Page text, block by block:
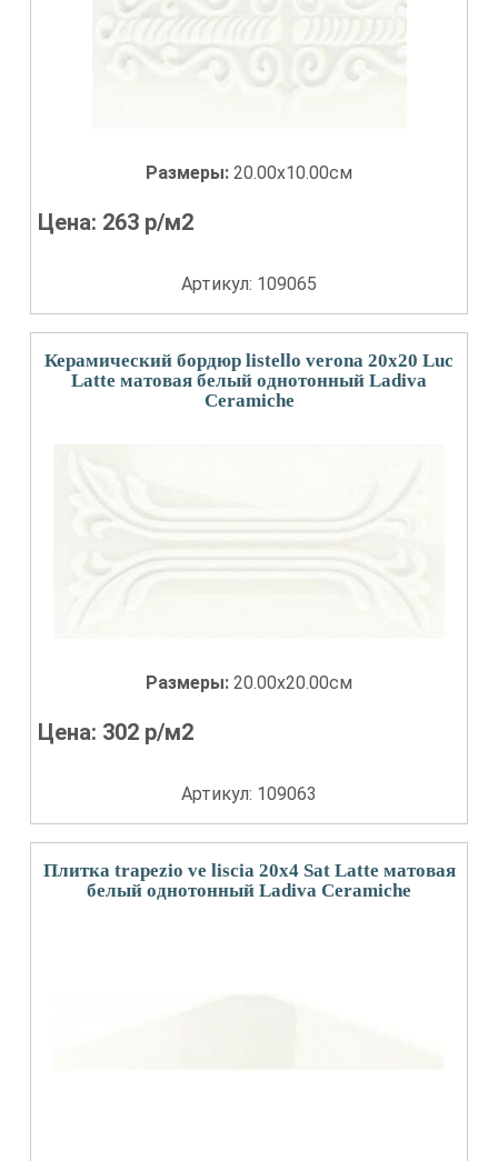
Размеры: 20.00x10.00см
Цена: 263 р/м2
Артикул: 109065
Керамический бордюр listello verona 20x20 Luc
Latte матовая белый однотонный Ladiva
Сeramiche
Размеры: 20.00x20.00см
Цена: 302 р/м2
Артикул: 109063
Плитка trapezio ve liscia 20x4 Sat Latte матовая
белый однотонный Ladiva Сeramiche